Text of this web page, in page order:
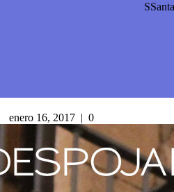
enero 16, 2017 | 0